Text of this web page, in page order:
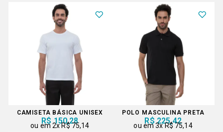
CAMISETA BÁSICA UNISEX
R$ 150,28
2xR$ 75,14
POLO MASCULINA PRETA
R$ 225,42
3xR$ 75,14